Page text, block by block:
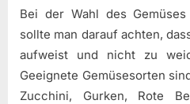
Bei der Wahl des
sollte man darauf achten,
aufweist und nicht zu
Geeignete Gemüsesorten
Zucchini, Gurken, Rote